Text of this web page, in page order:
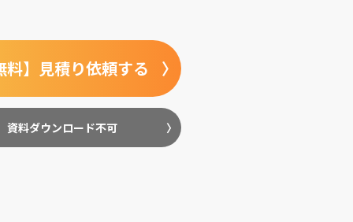
料】見積り依頼する
資料ダウンロード不可